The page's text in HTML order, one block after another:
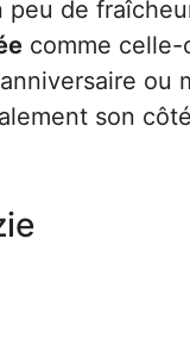
peu de
comme
ou
son